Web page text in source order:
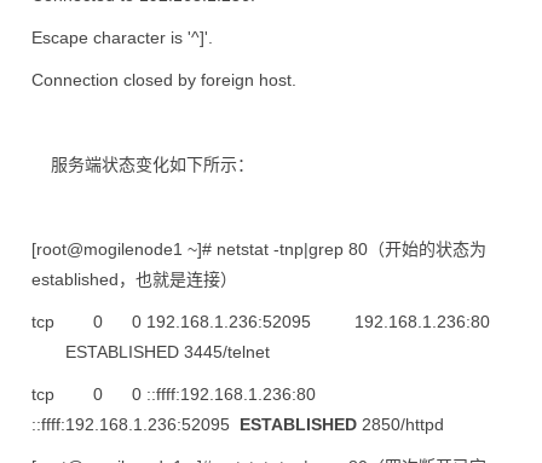
Escape character is '^]'.
Connection closed by foreign host.
服务端状态变化如下所示：
[root@mogilenode1 ~]# netstat -tnp|grep 80（开始的状态为
established，也就是连接）
tcp 0 0 192.168.1.236:52095 192.168.1.236:80
ESTABLISHED 3445/telnet
tcp 0 0 ::ffff:192.168.1.236:80
::ffff:192.168.1.236:52095 ESTABLISHED 2850/httpd